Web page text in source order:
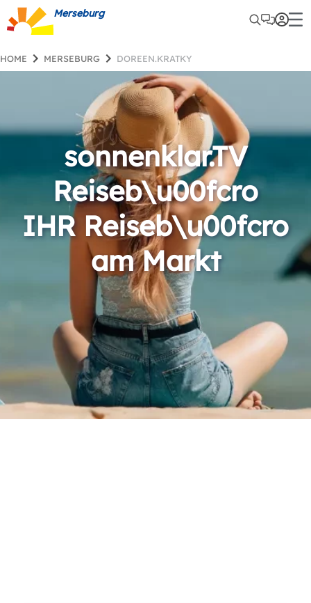
Merseburg
HOME MERSEBURG DOREEN.KRATKY
sonnenklar.TV
Reiseb\u00fcro
IHR Reiseb\u00fcro
am Markt